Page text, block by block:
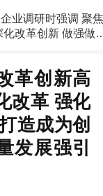
焦
优
打开APP
革创新高
改革 强化
造成为创
发展强引